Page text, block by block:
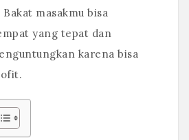
masakmu bisa
yang tepat dan
karena bisa